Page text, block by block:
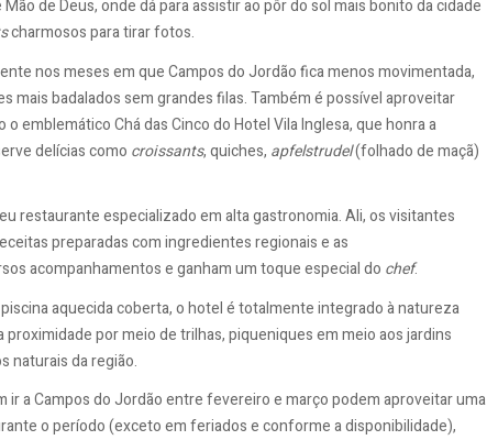
de Deus, onde dá para assistir ao pôr do sol mais bonito da cidade
charmosos para tirar fotos.
nos meses em que Campos do Jordão fica menos movimentada,
mais badalados sem grandes filas. Também é possível aproveitar
emblemático Chá das Cinco do Hotel Vila Inglesa, que honra a
delícias como croissants, quiches, apfelstrudel(folhado de maçã)
restaurante especializado em alta gastronomia. Ali, os visitantes
preparadas com ingredientes regionais e as
acompanhamentos e ganham um toque especial do chef.
aquecida coberta, o hotel é totalmente integrado à natureza
por meio de trilhas, piqueniques em meio aos jardins
naturais da região.
a Campos do Jordão entre fevereiro e março podem aproveitar uma
o período (exceto em feriados e conforme a disponibilidade),